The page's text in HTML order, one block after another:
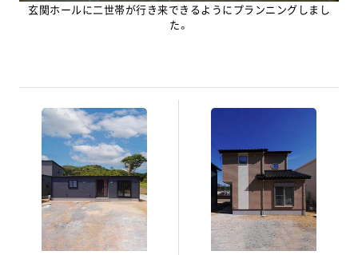
玄関ホールに二世帯が行き来できるようにプランニングしまし
た。